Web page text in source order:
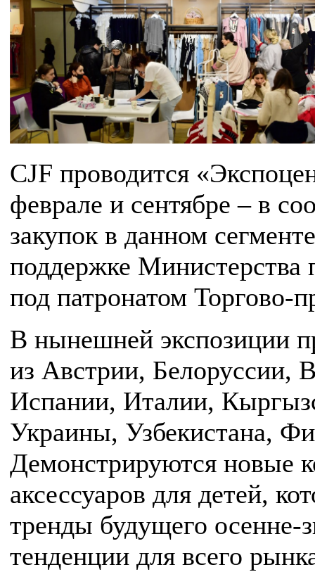
CJF проводится
феврале и сентябре – в
закупок в данном
поддержке
под патронатом
В нынешней экспозиции
из Австрии, Белоруссии,
Испании, Италии,
Украины, Узбекистана,
Демонстрируются новые
аксессуаров для детей,
тренды будущего осенне-
тенденции для всего